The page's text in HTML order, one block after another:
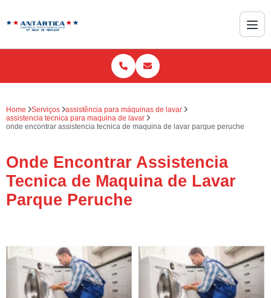
Home Serviços
assistência para máquinas de lavar
assistencia tecnica para maquina de lavar
onde encontrar assistencia tecnica de maquina de lavar parque peruche
Onde Encontrar Assistencia
Tecnica de Maquina de Lavar
Parque Peruche